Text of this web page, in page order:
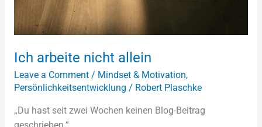
Ich arbeite nicht allein
Leave a Comment / Mindset & Motivation,
Persönlichkeitsentwicklung / Robert Plaschke
„Du hast seit zwei Wochen keinen Blog-Beitrag